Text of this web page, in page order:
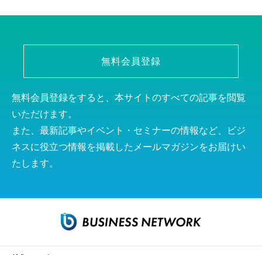
無料会員登録
無料会員登録をすると、本サイトのすべての記事を閲覧
いただけます。
また、最新記事やイベント・セミナーの情報など、ビジ
ネスに役立つ情報を掲載したメールマガジンをお届けい
たします。